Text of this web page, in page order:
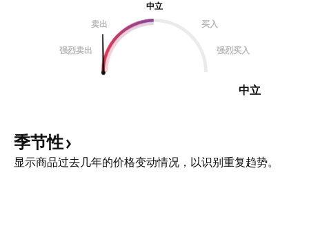
中立
卖出
买入
强烈卖出 强烈买入
中立
季节性
显示商品过去几年的价格变动情况，以识别重复趋势。